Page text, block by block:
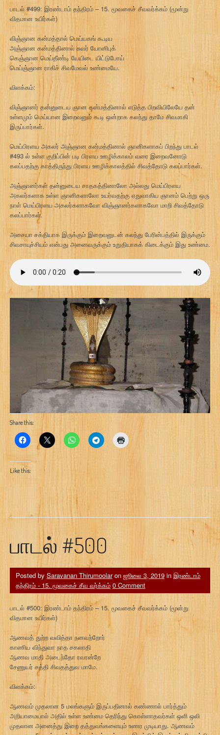
பாடல் #499: இரண்டாம் தந்திரம் – 15. மூவகைச் சீவவர்க்கம் (மூன்று
விதமான உயிர்கள்)
விஞ்ஞான கன்மத்தால் மெய்யகங் கூடிய
அஞ்ஞான கன்மத்தினால் சுவர் யோனிபுக்
கெஞ்ஞான மெய்தீண்டி யேயிடை யிட்டுபோய்
மெய்ஞ்ஞான ராகிச் சிவமேவல் உண்மையே.
விளக்கம்:
விஞ்ஞானர் தன்னுடைய ஞான கன்மத்தினால் எடுத்த பிறவியிலேயே தன்
உள்ளமும் மெய்யான இறைவனும் கூடி ஒன்றாக கலந்து தாமே சிவமாகி
இருப்பார்கள்.
மெய்பிரளய அகலர் அஞ்ஞான கன்மத்தினால் ஞானிகளாகப் பிறந்து பாடல்
#493 ல் உள்ள குறிப்பின் படி பிரளய ஊழிக்காலம் வரை இறைவனோடு
கலப்பதற்கு காத்திருந்து பிரளய ஊழிக்காலத்தில் சிவத்தோடு கலப்பார்கள்.
அஞ்ஞானர்கள் தன்னுடைய சாதகத்தினாலோ அல்லது மெய்பிரளய
அகலர்களாக உள்ள ஞானிகளாலோ உயர்வதற்கு ஏதுவாகிய ஞானம் பெற்று ஒரு
நாள் மெய்பிரளய அகலர்களாகவோ விஞ்ஞானர்களாகவோ மாறி சிவத்தோடு
கலப்பார்கள்.
அசையா சக்தியாக இருக்கும் இறைவனுடன் கலந்து பேரின்பத்தில் இருக்கும்
சிவசாயுச்சியம் என்பது அனைவருக்கும் உறுதியாகக் கிடைக்கும் இது உண்மை.
Share this:
Like this:
பாடல் #500
Posted by Saravanan Thirumoolaron ஜூலை 3, 2019 in இரண்டாம்
தந்திரம் - 15. மூவகைச் சீவ வர்க்கம் 0 Comment
பாடல் #500: இரண்டாம் தந்திரம் – 15. மூவகைச் சீவவர்க்கம் (மூன்று
விதமான உயிர்கள்)
ஆணவத் துற்ற வவித்தா நனவற்றோர்
காணிய விந்துவா நாத சகலாதி
ஆணவ மாதி அடைந்தோ ரவரன்றே
சேணுயர் சத்தி சிவதத்துவ மாமே.
விளக்கம்:
ஆணவம் முதலான 5 மலங்களும் இருப்பதினால் கண்ணால் பார்த்தும்
அறியாமையால் அதில் உள்ள உண்மை தெரிந்து கொள்ளாதவர்கள் ஒளி ஒலி
முதலான அனைத்து இறை தத்துவங்களையும் உணர முடியாது. ஆணவம்